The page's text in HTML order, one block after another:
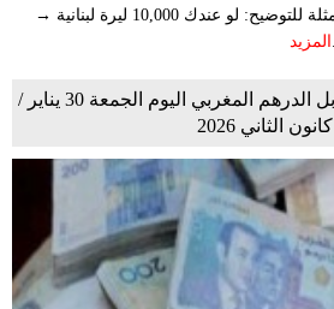
1,882 ليرة لبنانية تقريباً. أمثلة للتوضيح: لو عندك 10,000 ليرة لبنانية →
المزيد
سعر الليرة اللبنانية مٌقابل الدرهم المغربي اليوم الجمعة 30 يناير /
كانون الثاني 2026